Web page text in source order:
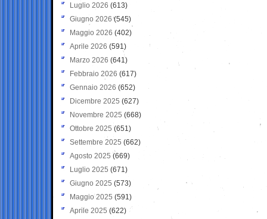
Luglio 2026 (613)
Giugno 2026 (545)
Maggio 2026 (402)
Aprile 2026 (591)
Marzo 2026 (641)
Febbraio 2026 (617)
Gennaio 2026 (652)
Dicembre 2025 (627)
Novembre 2025 (668)
Ottobre 2025 (651)
Settembre 2025 (662)
Agosto 2025 (669)
Luglio 2025 (671)
Giugno 2025 (573)
Maggio 2025 (591)
Aprile 2025 (622)